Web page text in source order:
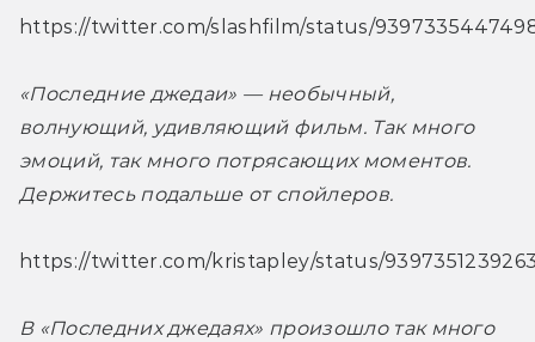
https://twitter.com/slashfilm/status/
«Последние джедаи» — необычный,
волнующий, удивляющий фильм. Так много
эмоций, так много потрясающих моментов.
Держитесь подальше от спойлеров.
https://twitter.com/kristapley/status/
В «Последних джедаях» произошло так много